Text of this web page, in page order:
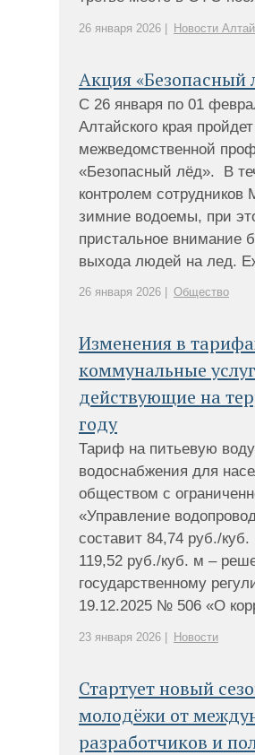
26 января 2026 | Новости
Акция «Безопасный
С 26 января по 01
Алтайского края
межведомственной
«Безопасный лёд». В
контролем
зимние водоемы, при
пристальное внимание
выхода людей на лед.
26 января 2026 | Общество
Изменения в
коммунальные
действующие на
году
Тариф на питьевую
водоснабжения для
обществом с
«Управление
составит 84,74 руб./
119,52 руб./куб. м –
государственному
19.12.2025 № 506 «О
23 января 2026 | Новости
Стартует новый
молодёжи от
разработчиков и